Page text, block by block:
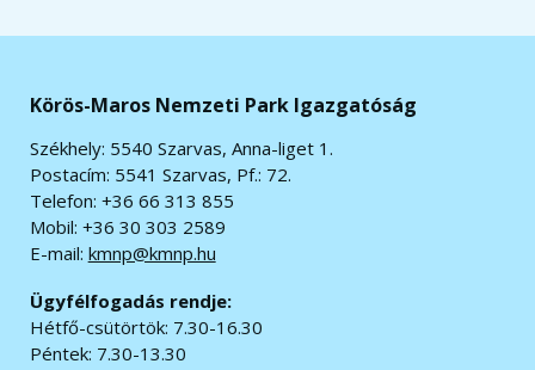
Körös-Maros Nemzeti Park Igazgatóság
Székhely: 5540 Szarvas, Anna-liget 1.
Postacím: 5541 Szarvas, Pf.: 72.
Telefon: +36 66 313 855
Mobil: +36 30 303 2589
E-mail: kmnp@kmnp.hu
Ügyfélfogadás rendje:
Hétfő-csütörtök: 7.30-16.30
Péntek: 7.30-13.30